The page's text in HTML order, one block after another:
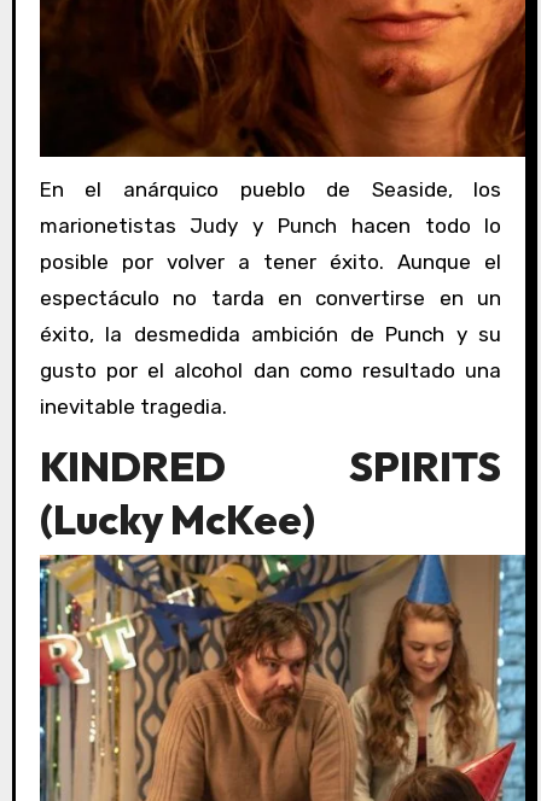
En el anárquico pueblo de Seaside, los
marionetistas Judy y Punch hacen todo lo
posible por volver a tener éxito. Aunque el
espectáculo no tarda en convertirse en un
éxito, la desmedida ambición de Punch y su
gusto por el alcohol dan como resultado una
inevitable tragedia.
KINDRED SPIRITS
(Lucky McKee)